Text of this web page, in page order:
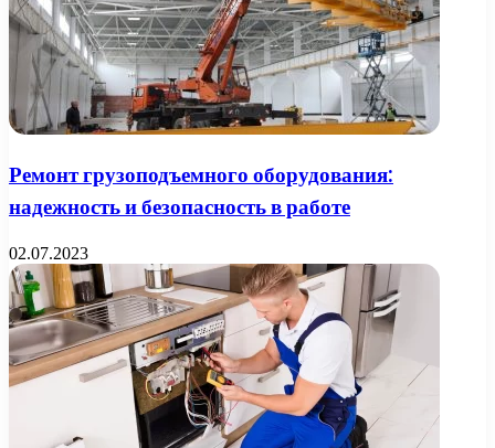
Ремонт грузоподъемного оборудования:
надежность и безопасность в работе
02.07.2023